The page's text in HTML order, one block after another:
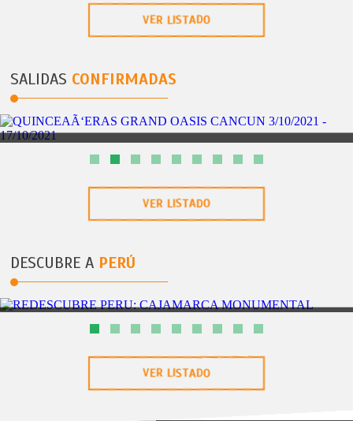
VER LISTADO
SALIDAS CONFIRMADAS
VER LISTADO
DESCUBRE A PERÚ
3DÃAS/2NOCHES CAJAMARCA
VER LISTADO